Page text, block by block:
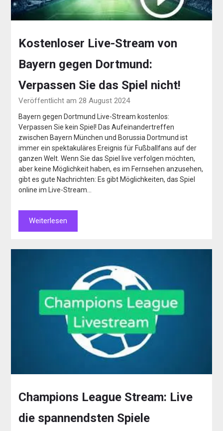
Kostenloser Live-Stream von
Bayern gegen Dortmund:
Verpassen Sie das Spiel nicht!
Veröffentlicht am 28 August 2024
Bayern gegen Dortmund Live-Stream kostenlos:
Verpassen Sie kein Spiel! Das Aufeinandertreffen
zwischen Bayern München und Borussia Dortmund ist
immer ein spektakuläres Ereignis für Fußballfans auf der
ganzen Welt. Wenn Sie das Spiel live verfolgen möchten,
aber keine Möglichkeit haben, es im Fernsehen anzusehen,
gibt es gute Nachrichten: Es gibt Möglichkeiten, das Spiel
online im Live-Stream…
Weiterlesen
Champions League Stream: Live
die spannendsten Spiele